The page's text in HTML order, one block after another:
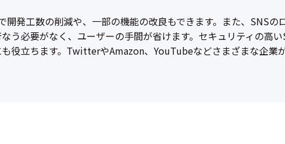
開発工数の削減や、一部の機能の改良もできます。また、SNS
う必要がなく、ユーザーの手間が省けます。セキュリティの高
役立ちます。TwitterやAmazon、YouTubeなどさまざまな企業